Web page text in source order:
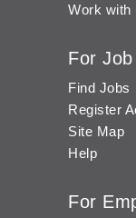
Work with
For
Find Jobs
Register
Site Map
Help
For